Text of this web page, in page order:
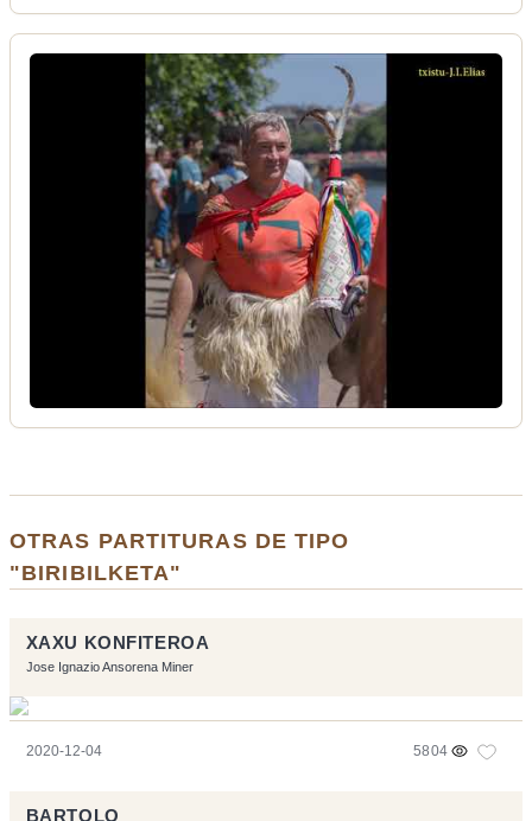
OTRAS PARTITURAS DE TIPO
"BIRIBILKETA"
XAXU KONFITEROA
Jose Ignazio Ansorena Miner
2020-12-04 5804
BARTOLO